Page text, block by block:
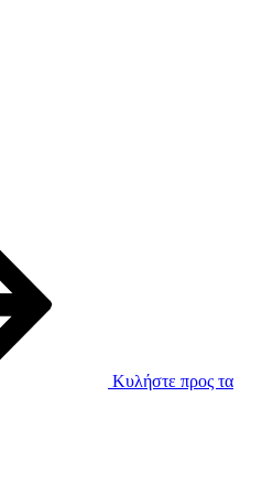
Κυλήστε προς τα